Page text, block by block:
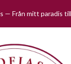
— Från mitt paradis